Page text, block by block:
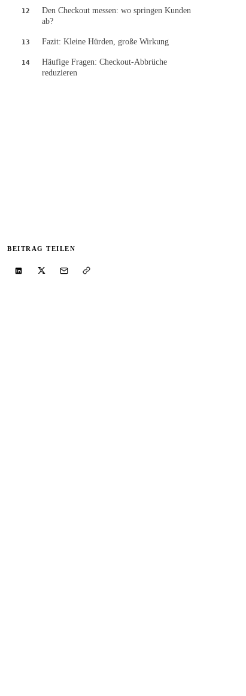
12
Den Checkout messen: wo springen Kunden
ab?
13 Fazit: Kleine Hürden, große Wirkung
14
Häufige Fragen: Checkout-Abbrüche
reduzieren
BEITRAG TEILEN